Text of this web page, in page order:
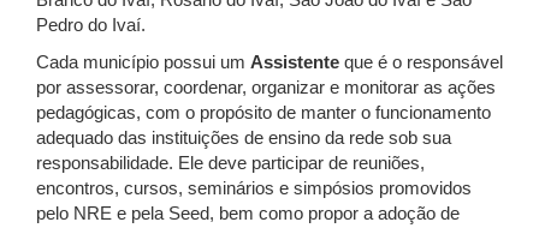
Pedro do Ivaí.
Cada município possui um Assistente que é o responsável
por assessorar, coordenar, organizar e monitorar as ações
pedagógicas, com o propósito de manter o funcionamento
adequado das instituições de ensino da rede sob sua
responsabilidade. Ele deve participar de reuniões,
encontros, cursos, seminários e simpósios promovidos
pelo NRE e pela Seed, bem como propor a adoção de